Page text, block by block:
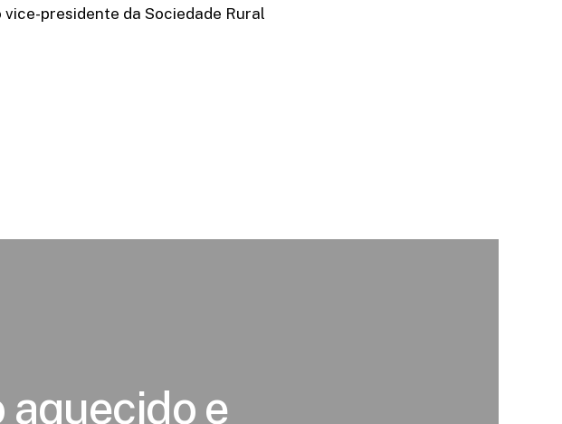
vice-presidente da Sociedade Rural
e